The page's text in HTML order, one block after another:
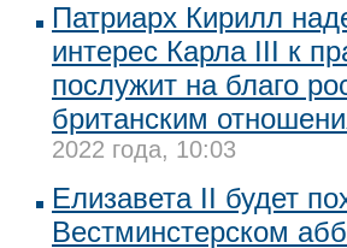
Патриарх Кирилл
интерес Карла III к
послужит на благо
британским
2022 года, 10:03
Елизавета II будет
Вестминстерском